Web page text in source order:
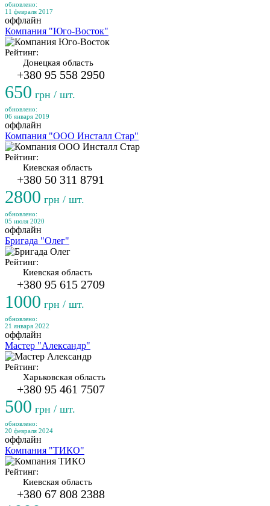
обновлено:
11 февраля 2017
оффлайн
Компания "Юго-Восток"
Рейтинг:
Донецкая область
+380 95 558 2950
650 грн / шт.
обновлено:
06 января 2019
оффлайн
Компания "ООО Инсталл Стар"
Рейтинг:
Киевская область
+380 50 311 8791
2800 грн / шт.
обновлено:
05 июля 2020
оффлайн
Бригада "Олег"
Рейтинг:
Киевская область
+380 95 615 2709
1000 грн / шт.
обновлено:
21 января 2022
оффлайн
Мастер "Александр"
Рейтинг:
Харьковская область
+380 95 461 7507
500 грн / шт.
обновлено:
20 февраля 2024
оффлайн
Компания "ТИКО"
Рейтинг:
Киевская область
+380 67 808 2388